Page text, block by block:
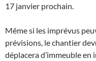
17 janvier prochain.
Même si les imprévus
prévisions, le chantier
déplacera d’immeuble en